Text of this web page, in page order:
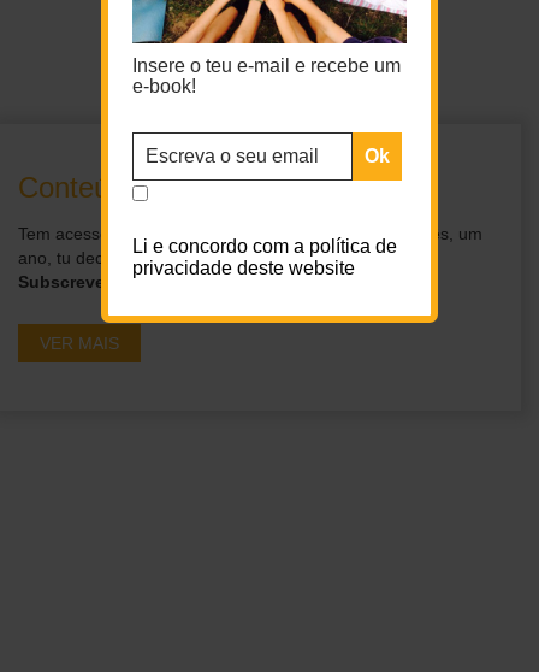
Conteúdos exclusivos para ti
Tem acesso a conteúdos exclusivos por um dia, um mês, um
ano, tu decides.
Subscreve os nossos planos
VER MAIS
Insere o teu e-mail e recebe um
e-book!
Li e concordo com a política de
privacidade deste website